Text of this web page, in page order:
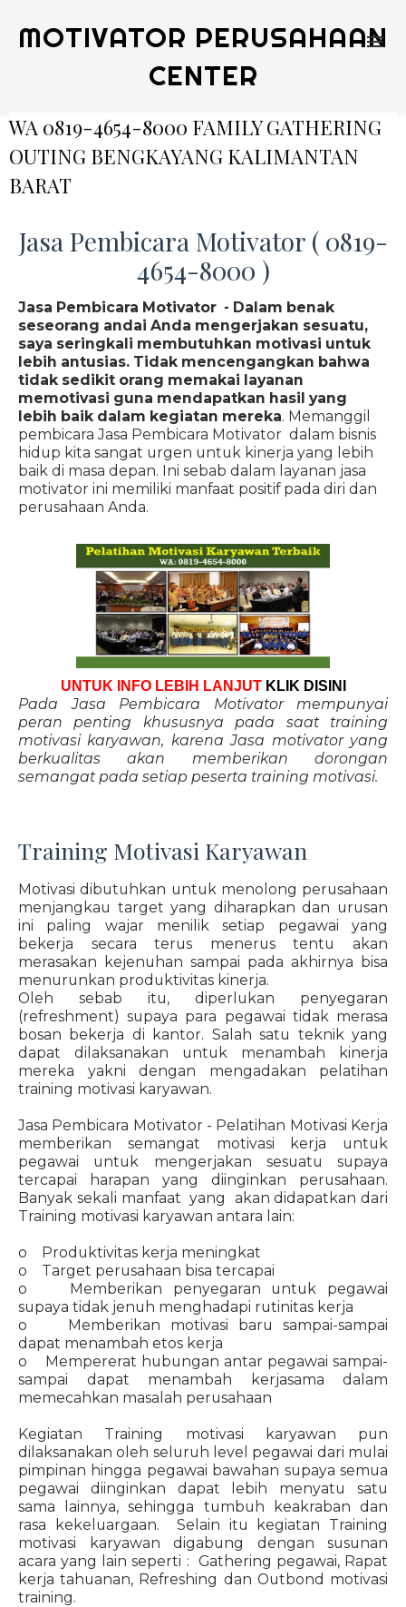
MOTIVATOR PERUSAHAAN
CENTER
WA 0819-4654-8000 FAMILY GATHERING
OUTING BENGKAYANG KALIMANTAN
BARAT
Jasa Pembicara Motivator ( 0819-
4654-8000 )
Jasa Pembicara Motivator - Dalam benak
seseorang andai Anda mengerjakan sesuatu,
saya seringkali membutuhkan motivasi untuk
lebih antusias. Tidak mencengangkan bahwa
tidak sedikit orang memakai layanan
memotivasi guna mendapatkan hasil yang
lebih baik dalam kegiatan mereka. Memanggil
pembicara Jasa Pembicara Motivator dalam bisnis
hidup kita sangat urgen untuk kinerja yang lebih
baik di masa depan. Ini sebab dalam layanan jasa
motivator ini memiliki manfaat positif pada diri dan
perusahaan Anda.
UNTUK INFO LEBIH LANJUT KLIK DISINI
Pada Jasa Pembicara Motivator mempunyai
peran penting khususnya pada saat training
motivasi karyawan, karena Jasa motivator yang
berkualitas akan memberikan dorongan
semangat pada setiap peserta training motivasi.
Training Motivasi Karyawan
Motivasi dibutuhkan untuk menolong perusahaan
menjangkau target yang diharapkan dan urusan
ini paling wajar menilik setiap pegawai yang
bekerja secara terus menerus tentu akan
merasakan kejenuhan sampai pada akhirnya bisa
menurunkan produktivitas kinerja.
Oleh sebab itu, diperlukan penyegaran
(refreshment) supaya para pegawai tidak merasa
bosan bekerja di kantor. Salah satu teknik yang
dapat dilaksanakan untuk menambah kinerja
mereka yakni dengan mengadakan pelatihan
training motivasi karyawan.
Jasa Pembicara Motivator - Pelatihan Motivasi Kerja
memberikan semangat motivasi kerja untuk
pegawai untuk mengerjakan sesuatu supaya
tercapai harapan yang diinginkan perusahaan.
Banyak sekali manfaat yang akan didapatkan dari
Training motivasi karyawan antara lain:
o Produktivitas kerja meningkat
o Target perusahaan bisa tercapai
o Memberikan penyegaran untuk pegawai
supaya tidak jenuh menghadapi rutinitas kerja
o Memberikan motivasi baru sampai-sampai
dapat menambah etos kerja
o Mempererat hubungan antar pegawai sampai-
sampai dapat menambah kerjasama dalam
memecahkan masalah perusahaan
Kegiatan Training motivasi karyawan pun
dilaksanakan oleh seluruh level pegawai dari mulai
pimpinan hingga pegawai bawahan supaya semua
pegawai diinginkan dapat lebih menyatu satu
sama lainnya, sehingga tumbuh keakraban dan
rasa kekeluargaan. Selain itu kegiatan Training
motivasi karyawan digabung dengan susunan
acara yang lain seperti : Gathering pegawai, Rapat
kerja tahuanan, Refreshing dan Outbond motivasi
training.